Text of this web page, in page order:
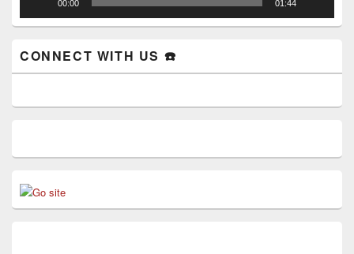
00:00 01:44
CONNECT WITH US ☎️